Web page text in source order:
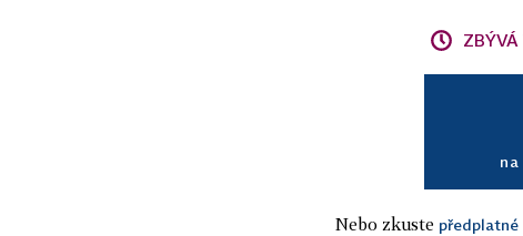
ZBÝVÁ
Nebo zkuste